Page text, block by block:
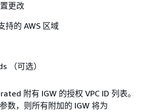
更改
持的 AWS 区域
（可选）
附有 IGW 的授权 VPC ID 列表。
数，则所有附加的 IGW 将为